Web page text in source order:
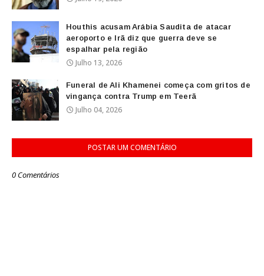
Houthis acusam Arábia Saudita de atacar
aeroporto e Irã diz que guerra deve se
espalhar pela região
Julho 13, 2026
Funeral de Ali Khamenei começa com gritos de
vingança contra Trump em Teerã
Julho 04, 2026
POSTAR UM COMENTÁRIO
0 Comentários